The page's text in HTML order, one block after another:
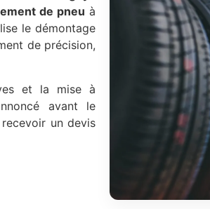
de pneu à
le démontage
de précision,
et la mise à
avant le
un devis